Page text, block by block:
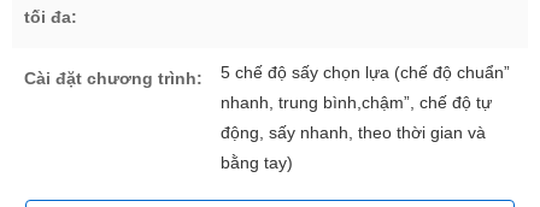
tối đa:
Cài đặt chương trình:
5 chế độ sấy chọn lựa (chế độ chuẩn”
nhanh, trung bình,chậm”, chế độ tự
động, sấy nhanh, theo thời gian và
bằng tay)